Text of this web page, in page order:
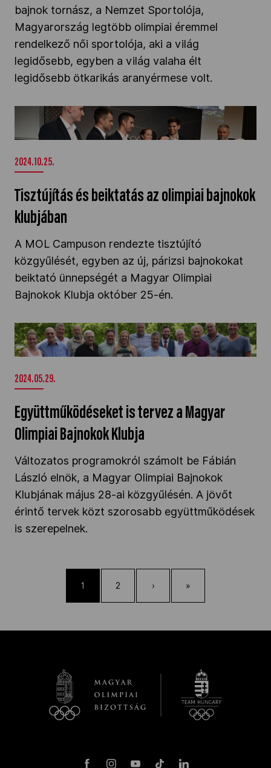
bajnok tornász, a Nemzet Sportolója,
Magyarország legtöbb olimpiai éremmel
rendelkező női sportolója, aki a világ
legidősebb, egyben a világ valaha élt
legidősebb ötkarikás aranyérmese volt.
Tisztújítás és beiktatás az olimpiai bajnokok
klubjában" />
2024.10.25.
Tisztújítás és beiktatás az olimpiai bajnokok
klubjában
A MOL Campuson rendezte tisztújító
közgyűlését, egyben az új, párizsi bajnokokat
beiktató ünnepségét a Magyar Olimpiai
Bajnokok Klubja október 25-én.
Együttműködéseket is tervez a Magyar Olimpiai
Bajnokok Klubja" />
2024.05.29.
Együttműködéseket is tervez a Magyar
Olimpiai Bajnokok Klubja
Változatos programokról számolt be Fábián
László elnök, a Magyar Olimpiai Bajnokok
Klubjának május 28-ai közgyűlésén. A jövőt
érintő tervek közt szorosabb együttműködések
is szerepelnek.
1 2 › »